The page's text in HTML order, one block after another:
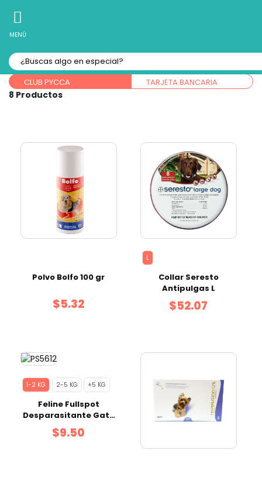
MENÚ
Forma de pago:
CLUB PYCCA TARJETA BANCARIA
8
Polvo Bolfo 100 gr
$5.32
L
Collar Seresto
Antipulgas L
$52.07
1-2 KG 2-5 KG +5 KG
Feline Fullspot
Desparasitante Gato
1-2 kg
$9.50